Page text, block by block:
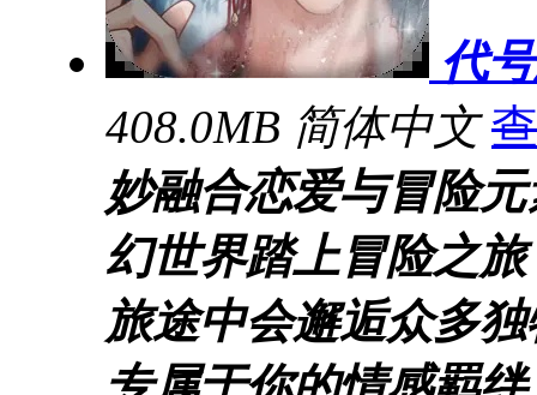
代
408.0MB 简体中文
妙融合恋爱与冒险
幻世界踏上冒险之
旅途中会邂逅众多